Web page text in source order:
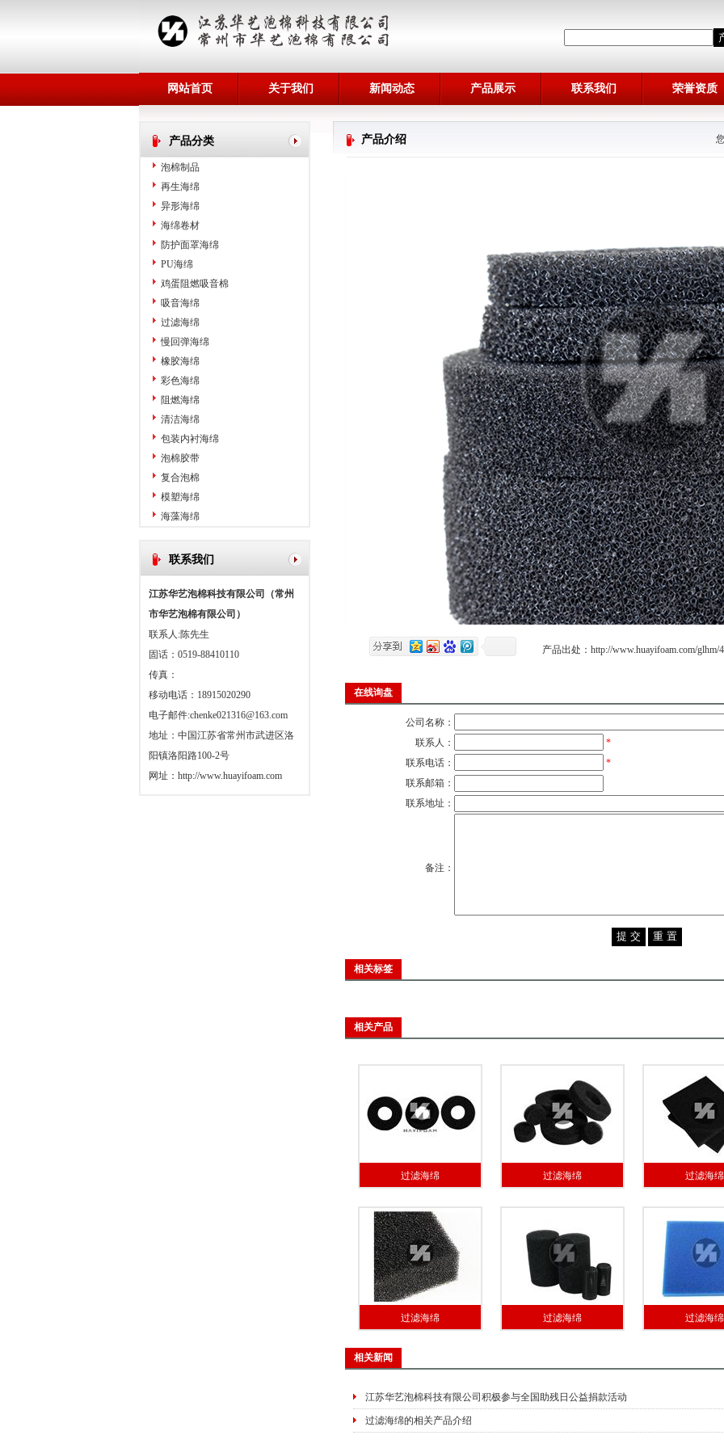
网站首页 关于我们 新闻动态 产品展示 联系我们 荣誉资质
产品分类
泡棉制品
再生海绵
异形海绵
海绵卷材
防护面罩海绵
PU海绵
鸡蛋阻燃吸音棉
吸音海绵
过滤海绵
慢回弹海绵
橡胶海绵
彩色海绵
阻燃海绵
清洁海绵
包装内衬海绵
泡棉胶带
复合泡棉
模塑海绵
海藻海绵
联系我们
江苏华艺泡棉科技有限公司（常州
市华艺泡棉有限公司）
联系人:陈先生
固话：0519-88410110
传真：
移动电话：18915020290
电子邮件:chenke021316@163.com
地址：中国江苏省常州市武进区洛
阳镇洛阳路100-2号
网址： http://www.huayifoam.com
产品介绍
产品出处： http://www.huayifoam.com/glhm/
在线询盘
公司名称：
联系人：
*
联系电话：
*
联系邮箱：
联系地址：
备注：
相关标签
相关产品
过滤海绵 过滤海绵 过滤海绵
过滤海绵 过滤海绵 过滤海绵
相关新闻
江苏华艺泡棉科技有限公司积极参与全国助残日公益捐款活动
过滤海绵的相关产品介绍